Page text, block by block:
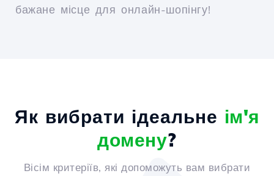
бажане місце для онлайн-шопінгу!
Як вибрати ідеальне ім'я
домену?
Вісім критеріїв, які допоможуть вам вибрати